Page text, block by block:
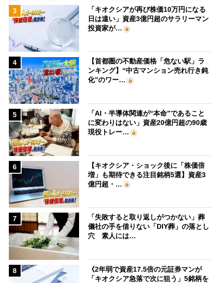
3
「キオクシアが再び株価10万円になる
日は遠い」資産3億円超のサラリーマン
投資家が…
4
【首都圏の不動産価格「危ない駅」ラ
ンキング】“中古マンション売れ行き鈍
化”のワー…
5
「AI・半導体関連が“本命”であること
に変わりはない」資産20億円超の90歳
現役トレー…
6
【キオクシア・ショック後に「株価倍
増」も期待できる注目銘柄5選】資産3
億円超・…
7
「失敗すると取り返しがつかない」葬
儀社の手を借りない「DIY葬」の落とし
穴 素人には…
8
《2年弱で資産17.5倍の元証券マンが
「キオクシア急落で次に狙う」5銘柄を